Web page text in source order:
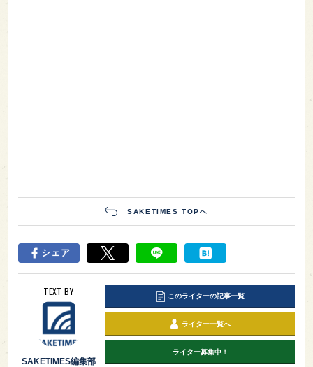
SAKETIMES TOPへ
シェア
TEXT BY
SAKETIMES編集部
このライターの記事一覧
ライター一覧へ
ライター募集中！